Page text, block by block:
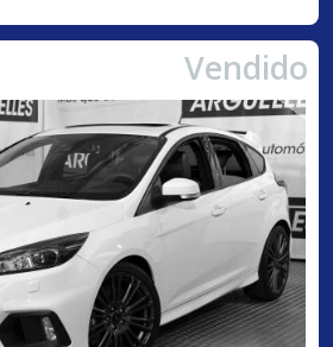
Vendido